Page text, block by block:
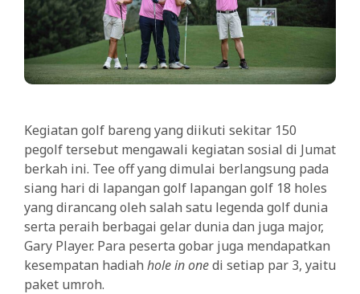
Kegiatan golf bareng yang diikuti sekitar 150
pegolf tersebut mengawali kegiatan sosial di Jumat
berkah ini. Tee off yang dimulai berlangsung pada
siang hari di lapangan golf lapangan golf 18 holes
yang dirancang oleh salah satu legenda golf dunia
serta peraih berbagai gelar dunia dan juga major,
Gary Player. Para peserta gobar juga mendapatkan
kesempatan hadiah hole in onedi setiap par 3, yaitu
paket umroh.